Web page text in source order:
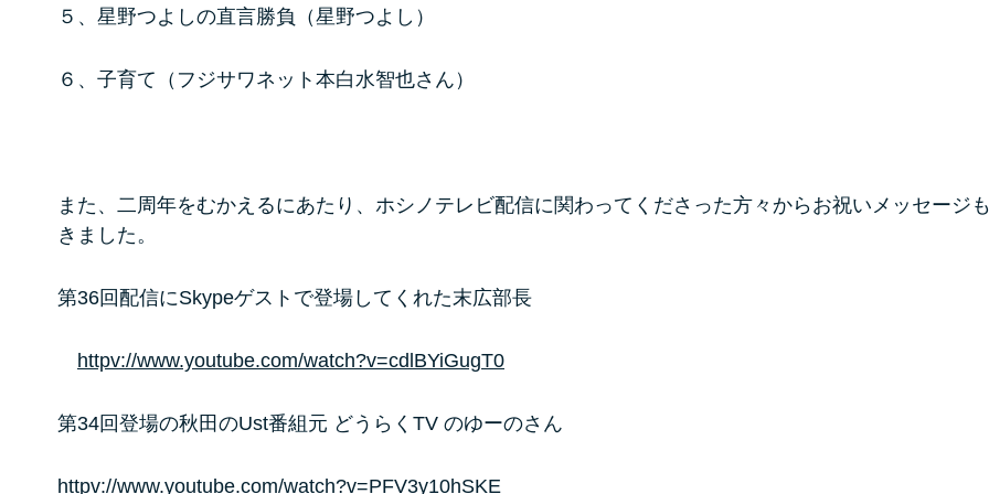
５、星野つよしの直言勝負（星野つよし）
６、子育て（フジサワネット本白水智也さん）
また、二周年をむかえるにあたり、ホシノテレビ配信に関わってくださった方々からお祝いメッセージ
きました。
第36回配信にSkypeゲストで登場してくれた末広部長
httpv://www.youtube.com/watch?v=cdlBYiGugT0
第34回登場の秋田のUst番組元 どうらくTV のゆーのさん
httpv://www.youtube.com/watch?v=PFV3y10hSKE